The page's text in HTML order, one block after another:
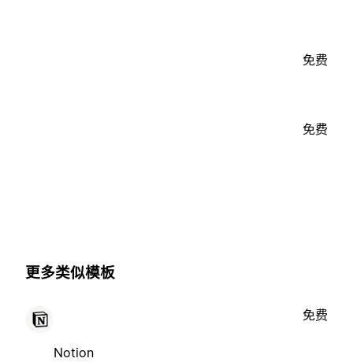
免费
免费
更多类似模板
Notion
免费